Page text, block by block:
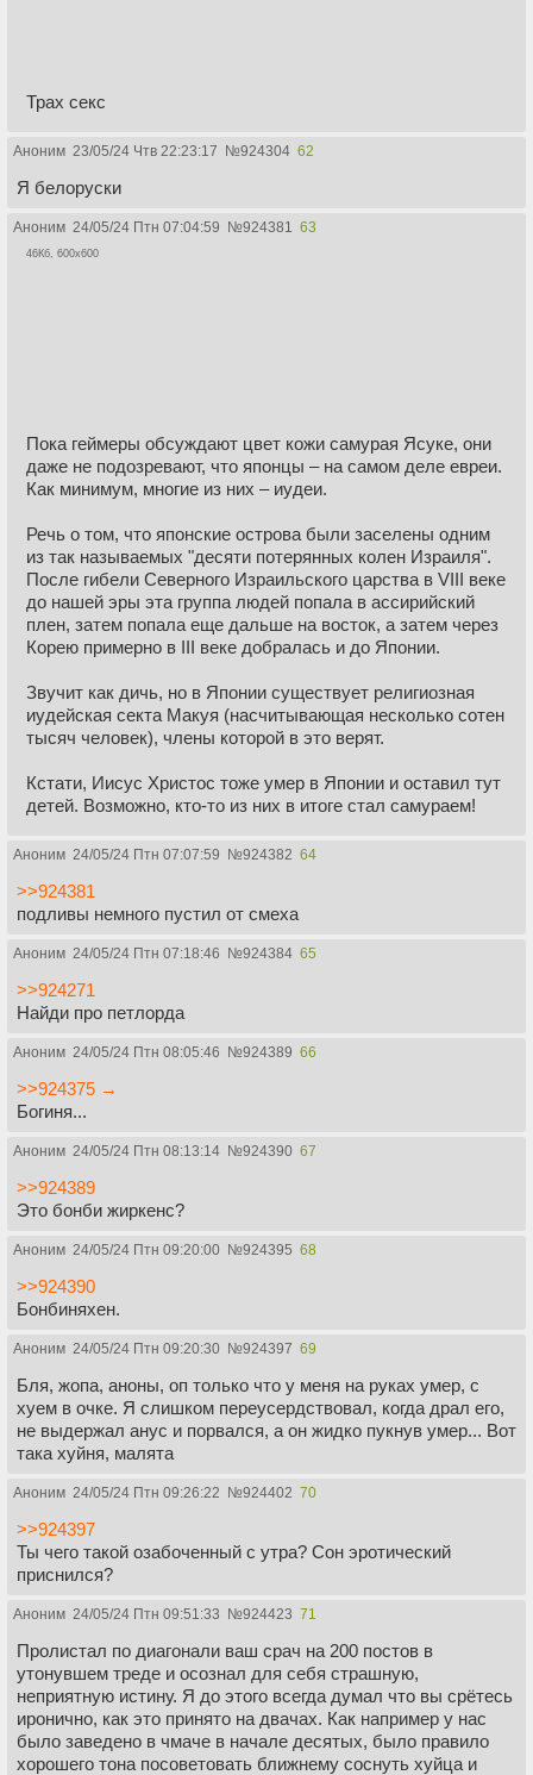
Трах секс
Аноним 23/05/24 Чтв 22:23:17 №924304 62
Я белоруски
Аноним 24/05/24 Птн 07:04:59 №924381 63
46Кб, 600x600
Пока геймеры обсуждают цвет кожи самурая Ясуке, они
даже не подозревают, что японцы – на самом деле евреи.
Как минимум, многие из них – иудеи.
Речь о том, что японские острова были заселены одним
из так называемых "десяти потерянных колен Израиля".
После гибели Северного Израильского царства в VIII веке
до нашей эры эта группа людей попала в ассирийский
плен, затем попала еще дальше на восток, а затем через
Корею примерно в III веке добралась и до Японии.
Звучит как дичь, но в Японии существует религиозная
иудейская секта Макуя (насчитывающая несколько сотен
тысяч человек), члены которой в это верят.
Кстати, Иисус Христос тоже умер в Японии и оставил тут
детей. Возможно, кто-то из них в итоге стал самураем!
Аноним 24/05/24 Птн 07:07:59 №924382 64
>>924381
подливы немного пустил от смеха
Аноним 24/05/24 Птн 07:18:46 №924384 65
>>924271
Найди про петлорда
Аноним 24/05/24 Птн 08:05:46 №924389 66
>>924375 →
Богиня...
Аноним 24/05/24 Птн 08:13:14 №924390 67
>>924389
Это бонби жиркенс?
Аноним 24/05/24 Птн 09:20:00 №924395 68
>>924390
Бонбиняхен.
Аноним 24/05/24 Птн 09:20:30 №924397 69
Бля, жопа, аноны, оп только что у меня на руках умер, с
хуем в очке. Я слишком переусердствовал, когда драл его,
не выдержал анус и порвался, а он жидко пукнув умер... Вот
така хуйня, малята
Аноним 24/05/24 Птн 09:26:22 №924402 70
>>924397
Ты чего такой озабоченный с утра? Сон эротический
приснился?
Аноним 24/05/24 Птн 09:51:33 №924423 71
Пролистал по диагонали ваш срач на 200 постов в
утонувшем треде и осознал для себя страшную,
неприятную истину. Я до этого всегда думал что вы срётесь
иронично, как это принято на двачах. Как например у нас
было заведено в чмаче в начале десятых, было правило
хорошего тона посоветовать ближнему соснуть хуйца и